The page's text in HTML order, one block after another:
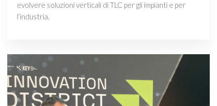
evolvere soluzioni verticali di TLC per gli impianti e per
l’industria.